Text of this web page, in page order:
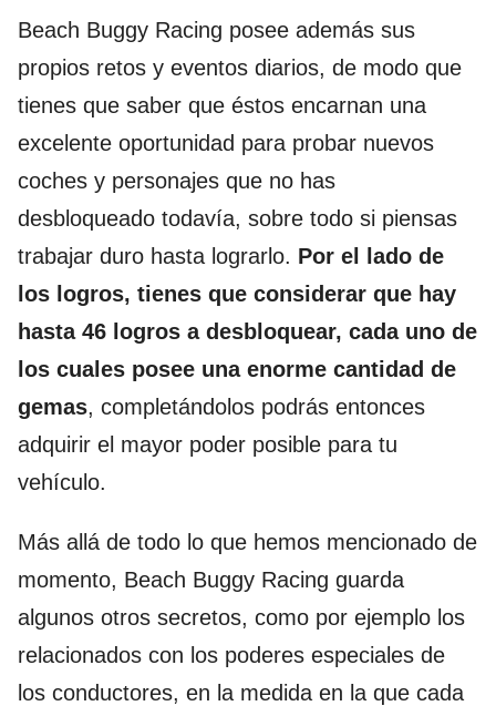
Beach Buggy Racing posee además sus
propios retos y eventos diarios, de modo que
tienes que saber que éstos encarnan una
excelente oportunidad para probar nuevos
coches y personajes que no has
desbloqueado todavía, sobre todo si piensas
trabajar duro hasta lograrlo. Por el lado de
los logros, tienes que considerar que hay
hasta 46 logros a desbloquear, cada uno de
los cuales posee una enorme cantidad de
gemas, completándolos podrás entonces
adquirir el mayor poder posible para tu
vehículo.
Más allá de todo lo que hemos mencionado de
momento, Beach Buggy Racing guarda
algunos otros secretos, como por ejemplo los
relacionados con los poderes especiales de
los conductores, en la medida en la que cada